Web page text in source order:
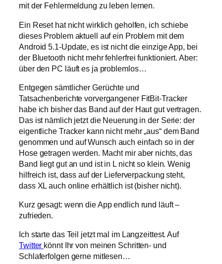
mit der Fehlermeldung zu leben lernen.
Ein Reset hat nicht wirklich geholfen, ich schiebe
dieses Problem aktuell auf ein Problem mit dem
Android 5.1-Update, es ist nicht die einzige App, bei
der Bluetooth nicht mehr fehlerfrei funktioniert. Aber:
über den PC läuft es ja problemlos…
Entgegen sämtlicher Gerüchte und
Tatsachenberichte vorvergangener FitBit-Tracker
habe ich bisher das Band auf der Haut gut vertragen.
Das ist nämlich jetzt die Neuerung in der Serie: der
eigentliche Tracker kann nicht mehr „aus“ dem Band
genommen und auf Wunsch auch einfach so in der
Hose getragen werden. Macht mir aber nichts, das
Band liegt gut an und ist in L nicht so klein. Wenig
hilfreich ist, dass auf der Lieferverpackung steht,
dass XL auch online erhältlich ist (bisher nicht).
Kurz gesagt: wenn die App endlich rund läuft –
zufrieden.
Ich starte das Teil jetzt mal im Langzeittest. Auf
Twitter könnt Ihr von meinen Schritten- und
Schlaferfolgen gerne mitlesen…